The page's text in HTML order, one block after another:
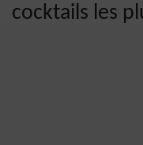
cocktails les